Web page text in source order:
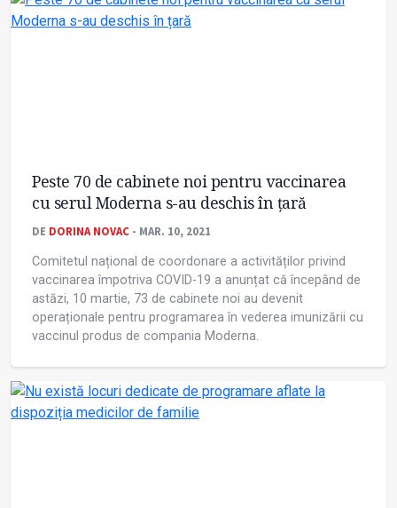
Peste 70 de cabinete noi pentru vaccinarea
cu serul Moderna s-au deschis în țară
DE DORINA NOVAC - MAR. 10, 2021
Comitetul național de coordonare a activităților privind
vaccinarea împotriva COVID-19 a anunțat că începând de
astăzi, 10 martie, 73 de cabinete noi au devenit
operaționale pentru programarea în vederea imunizării cu
vaccinul produs de compania Moderna.